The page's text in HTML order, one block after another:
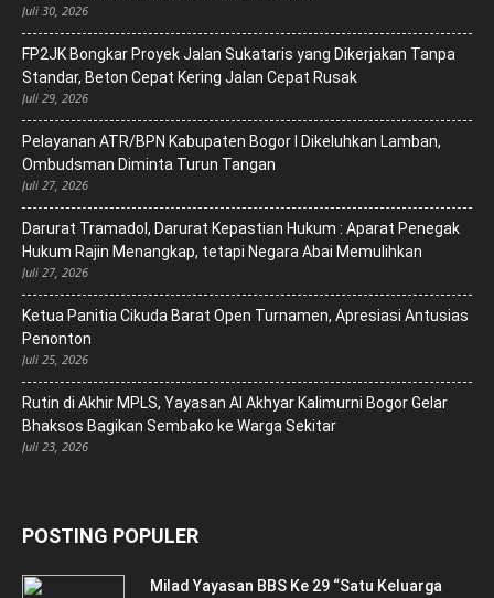
Juli 30, 2026
FP2JK Bongkar Proyek Jalan Sukataris yang Dikerjakan Tanpa
Standar, Beton Cepat Kering Jalan Cepat Rusak
Juli 29, 2026
Pelayanan ATR/BPN Kabupaten Bogor I Dikeluhkan Lamban,
Ombudsman Diminta Turun Tangan
Juli 27, 2026
Darurat Tramadol, Darurat Kepastian Hukum : Aparat Penegak
Hukum Rajin Menangkap, tetapi Negara Abai Memulihkan
Juli 27, 2026
Ketua Panitia Cikuda Barat Open Turnamen, Apresiasi Antusias
Penonton
Juli 25, 2026
Rutin di Akhir MPLS, Yayasan Al Akhyar Kalimurni Bogor Gelar
Bhaksos Bagikan Sembako ke Warga Sekitar
Juli 23, 2026
POSTING POPULER
Milad Yayasan BBS Ke 29 “Satu Keluarga